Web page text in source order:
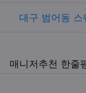
대구 범어동
매니저추천 한줄